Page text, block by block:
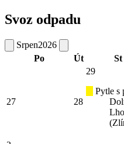
Svoz odpadu
Srpen2026
Po
Út St
27 28
29
Pytle s